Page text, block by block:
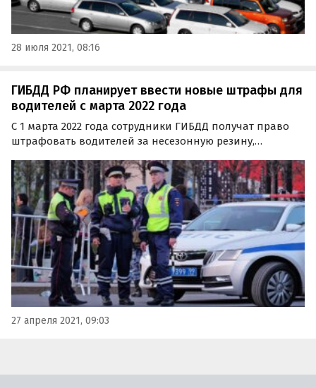
28 июля 2021, 08:16
ГИБДД РФ планирует ввести новые штрафы для
водителей с марта 2022 года
С 1 марта 2022 года сотрудники ГИБДД получат право
штрафовать водителей за несезонную резину,
бампер. Такие пункты есть в обновленном перечне
условий и неисправностей, запрещающих
эксплуатацию…
27 апреля 2021, 09:03